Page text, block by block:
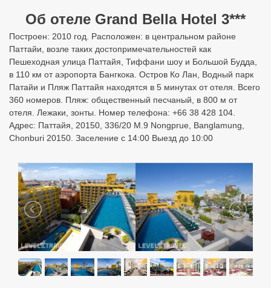
Об отеле Grand Bella Hotel 3***
Построен: 2010 год. Расположен: в центральном районе
Паттайи, возле таких достопримечательностей как
Пешеходная улица Паттайя, Тиффани шоу и Большой Будда,
в 110 км от аэропорта Бангкока. Остров Ко Лан, Водный парк
Патайи и Пляж Паттайя находятся в 5 минутах от отеля. Всего
360 номеров. Пляж: общественный песчаный, в 800 м от
отеля. Лежаки, зонты. Номер телефона: +66 38 428 104.
Адрес: Паттайя, 20150, 336/20 M.9 Nongprue, Banglamung,
Chonburi 20150. Заселение с 14:00 Выезд до 10:00